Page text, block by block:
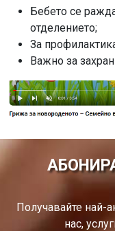
Бебето се
отделението;
За
Важно за
Получавайте най-
нас,